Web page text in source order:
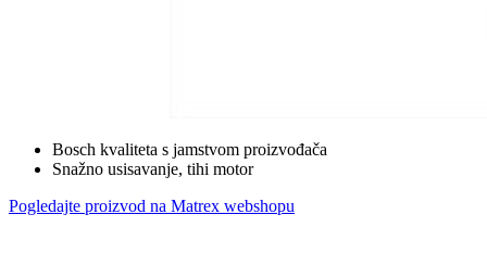
Bosch kvaliteta s jamstvom proizvođača
Snažno usisavanje, tihi motor
Pogledajte proizvod na Matrex webshopu